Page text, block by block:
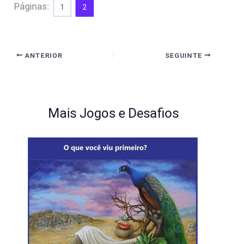
Páginas: 1 2
ANTERIOR SEGUINTE
Mais Jogos e Desafios